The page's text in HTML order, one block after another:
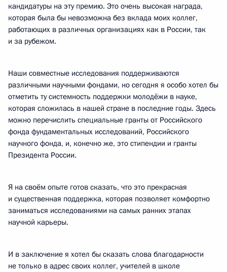
кандидатуры на эту премию. Это очень высокая награда,
которая была бы невозможна без вклада моих коллег,
работающих в различных организациях как в России, так
и за рубежом.
Наши совместные исследования поддерживаются
различными научными фондами, но сегодня я особо хотел бы
отметить ту системность поддержки молодёжи в науке,
которая сложилась в нашей стране в последние годы. Здесь
можно перечислить специальные гранты от Российского
фонда фундаментальных исследований, Российского
научного фонда, и, конечно же, это стипендии и гранты
Президента России.
Я на своём опыте готов сказать, что это прекрасная
и существенная поддержка, которая позволяет комфортно
заниматься исследованиями на самых ранних этапах
научной карьеры.
И в заключение я хотел бы сказать слова благодарности
не только в адрес своих коллег, учителей в школе